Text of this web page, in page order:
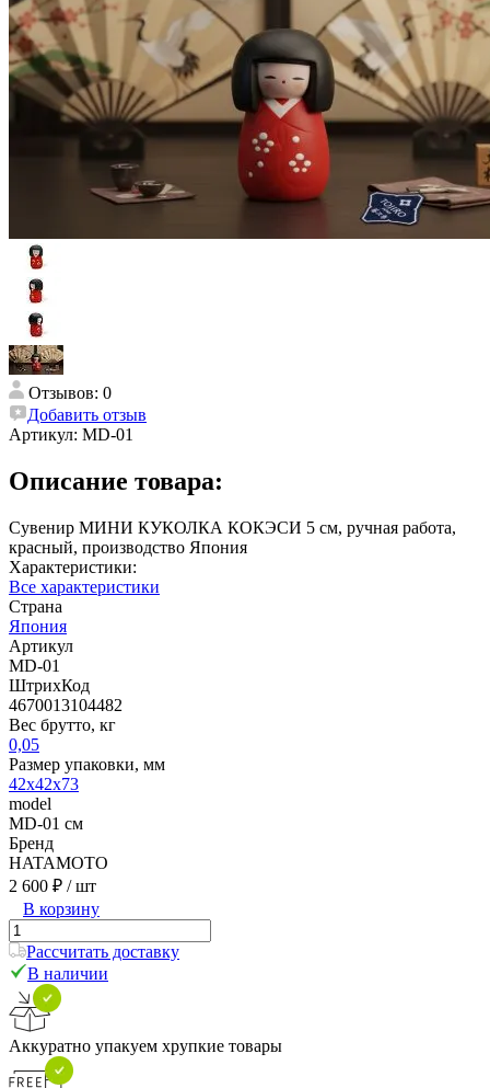
Отзывов: 0
Добавить отзыв
Артикул: MD-01
Описание товара:
Сувенир МИНИ КУКОЛКА КОКЭСИ 5 см, ручная работа,
красный, производство Япония
Характеристики:
Все характеристики
Страна
Япония
Артикул
MD-01
ШтрихКод
4670013104482
Вес брутто, кг
0,05
Размер упаковки, мм
42х42х73
model
MD-01 см
Бренд
HATAMOTO
2 600 ₽ / шт
В корзину
Рассчитать доставку
В наличии
Аккуратно упакуем хрупкие товары